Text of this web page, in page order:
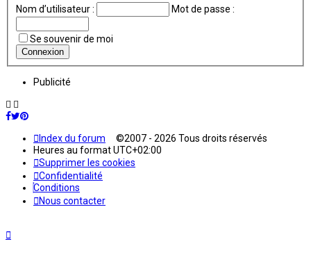
Nom d’utilisateur : Mot de passe :
Se souvenir de moi
Publicité
Index du forum ©2007 - 2026 Tous droits réservés
Heures au formatUTC+02:00
Supprimer les cookies
Confidentialité
Conditions
Nous contacter